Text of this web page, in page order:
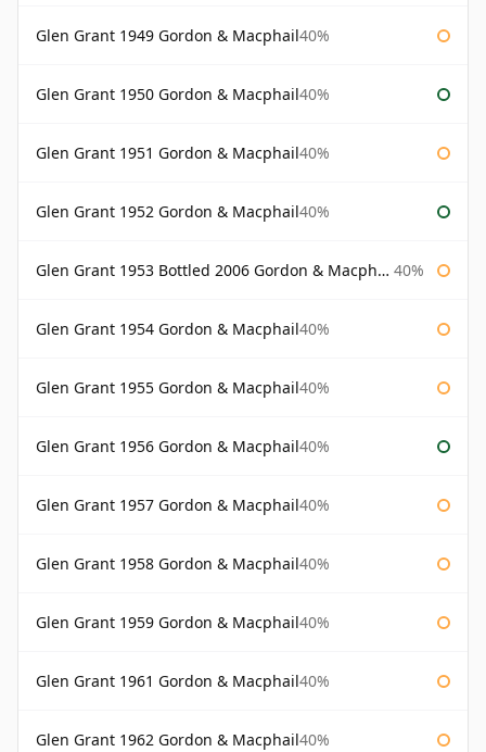
Glen Grant 1949 Gordon & Macphail40%
Glen Grant 1950 Gordon & Macphail40%
Glen Grant 1951 Gordon & Macphail40%
Glen Grant 1952 Gordon & Macphail40%
Glen Grant 1953 Bottled 2006 Gordon & Macphail 40%
Glen Grant 1954 Gordon & Macphail40%
Glen Grant 1955 Gordon & Macphail40%
Glen Grant 1956 Gordon & Macphail40%
Glen Grant 1957 Gordon & Macphail40%
Glen Grant 1958 Gordon & Macphail40%
Glen Grant 1959 Gordon & Macphail40%
Glen Grant 1961 Gordon & Macphail40%
Glen Grant 1962 Gordon & Macphail40%